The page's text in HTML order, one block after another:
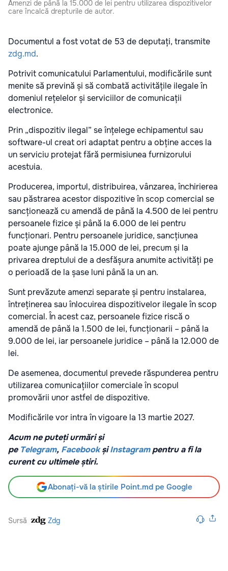
Amenzi de până la 15.000 de lei pentru utilizarea dispozitivelor
care încalcă drepturile de autor.
Documentul a fost votat de 53 de deputați, transmite
zdg.md.
Potrivit comunicatului Parlamentului, modificările sunt
menite să prevină și să combată activitățile ilegale în
domeniul rețelelor și serviciilor de comunicații
electronice.
Prin „dispozitiv ilegal” se înțelege echipamentul sau
software-ul creat ori adaptat pentru a obține acces la
un serviciu protejat fără permisiunea furnizorului
acestuia.
Producerea, importul, distribuirea, vânzarea, închirierea
sau păstrarea acestor dispozitive în scop comercial se
sancționează cu amendă de până la 4.500 de lei pentru
persoanele fizice și până la 6.000 de lei pentru
funcționari. Pentru persoanele juridice, sancțiunea
poate ajunge până la 15.000 de lei, precum și la
privarea dreptului de a desfășura anumite activități pe
o perioadă de la șase luni până la un an.
Sunt prevăzute amenzi separate și pentru instalarea,
întreținerea sau înlocuirea dispozitivelor ilegale în scop
comercial. În acest caz, persoanele fizice riscă o
amendă de până la 1.500 de lei, funcționarii – până la
9.000 de lei, iar persoanele juridice – până la 12.000 de
lei.
De asemenea, documentul prevede răspunderea pentru
utilizarea comunicațiilor comerciale în scopul
promovării unor astfel de dispozitive.
Modificările vor intra în vigoare la 13 martie 2027.
Acum ne puteți urmări și
pe Telegram, Facebook șiInstagrampentru a fi la
curent cu ultimele știri.
Abonați-vă la știrile Point.md pe Google
Sursă Zdg